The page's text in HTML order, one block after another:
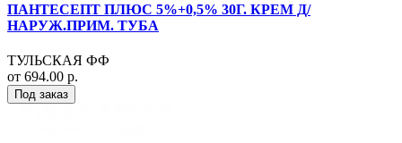
ПАНТЕСЕПТ ПЛЮС 5%+0,5% 30Г. КРЕМ Д/
НАРУЖ.ПРИМ. ТУБА
ТУЛЬСКАЯ ФФ
от 694.00 р.
Под заказ